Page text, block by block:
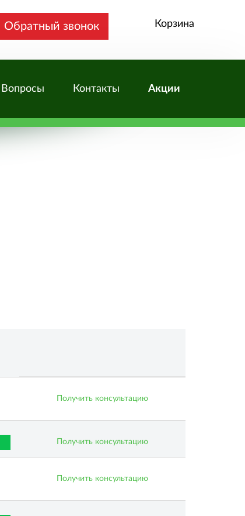
Обратный звонок
Корзина
Вопросы Контакты Акции
Получить консультацию
Получить консультацию
Получить консультацию